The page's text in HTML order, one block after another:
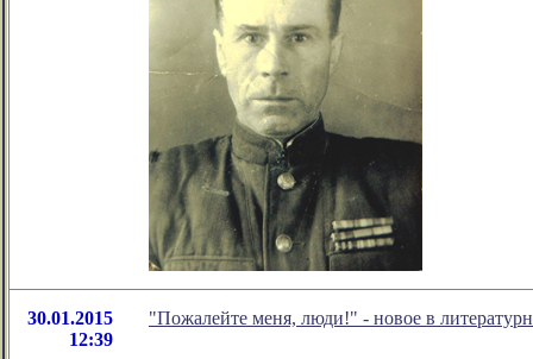
30.01.2015
12:39
"Пожалейте меня, люди!" - новое в